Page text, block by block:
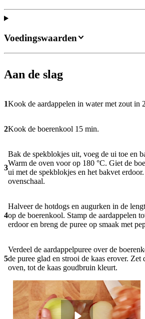
Aan de slag
1Kook de aardappelen in water met zout in
2Kook de boerenkool 15 min.
3
Bak de spekblokjes uit, voeg de ui toe en
Warm de oven voor op 180 °C. Giet de
ui met de spekblokjes en het bakvet
ovenschaal.
4
Halveer de hotdogs en augurken in de
op de boerenkool. Stamp de aardappelen
erdoor en breng de puree op smaak met
5
Verdeel de aardappelpuree over de
de puree glad en strooi de kaas erover. Zet
oven, tot de kaas goudbruin kleurt.
Voedingswaarden